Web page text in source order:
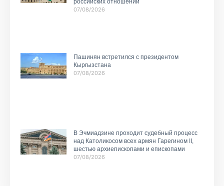
российских отношений
07/08/2026
Пашинян встретился с президентом
Кыргызстана
07/08/2026
В Эчмиадзине проходит судебный процесс
над Католикосом всех армян Гарегином II,
шестью архиепископами и епископами
07/08/2026